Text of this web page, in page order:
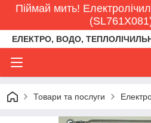
Піймай мить!
ЕЛЕКТРО, ВОДО,
Товари та послуги